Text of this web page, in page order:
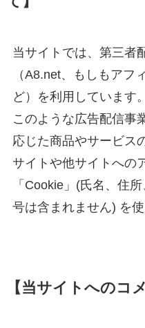
当サイトでは、第三者
（A8.net、もしもアフ
ど）を利用しています。
このような広告配信事
応じた商品やサービス
サイトや他サイトへの
「Cookie」(氏名、住
号は含まれません) を
【当サイトへのコ